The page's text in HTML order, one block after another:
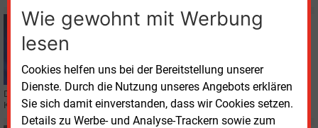
Wie gewohnt mit Werbung
lesen
Cookies helfen uns bei der Bereitstellung unserer
Dienste. Durch die Nutzung unseres Angebots erklären
Sie sich damit einverstanden, dass wir Cookies setzen.
Details zu Werbe- und Analyse-Trackern sowie zum
Donnerstag, 15.03.2018, 08:47
Details zum Ausstieg Großbritanniens aus der EU werden derzeit von der
Kommission und dem EU-Parlament diskutiert.